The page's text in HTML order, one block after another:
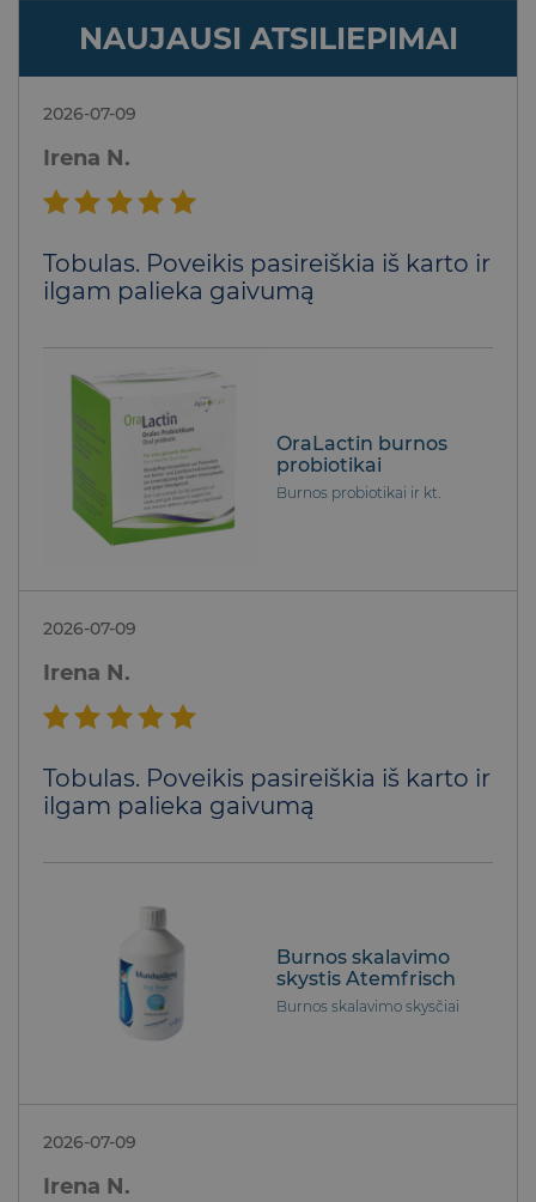
NAUJAUSI ATSILIEPIMAI
2026-07-09
Irena N.
5iš 5
Tobulas. Poveikis pasireiškia iš karto ir
ilgam palieka gaivumą
OraLactin burnos
probiotikai
Burnos probiotikai ir kt.
2026-07-09
Irena N.
5iš 5
Tobulas. Poveikis pasireiškia iš karto ir
ilgam palieka gaivumą
Burnos skalavimo
skystis Atemfrisch
Burnos skalavimo skysčiai
2026-07-09
Irena N.